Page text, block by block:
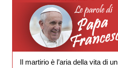
Il martirio è l’aria della vita di un